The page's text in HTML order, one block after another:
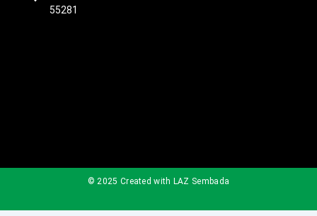
55281
© 2025 Created with LAZ Sembada